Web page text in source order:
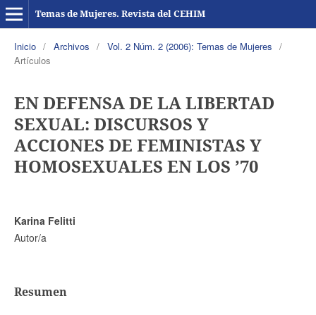
Temas de Mujeres. Revista del CEHIM
Inicio / Archivos / Vol. 2 Núm. 2 (2006): Temas de Mujeres
/
Artículos
EN DEFENSA DE LA LIBERTAD
SEXUAL: DISCURSOS Y
ACCIONES DE FEMINISTAS Y
HOMOSEXUALES EN LOS ’70
Karina Felitti
Autor/a
Resumen